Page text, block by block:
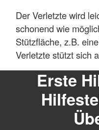
Der Verletzte wird
schonend wie
Stützfläche, z.B.
Verletzte stützt sich
Erste